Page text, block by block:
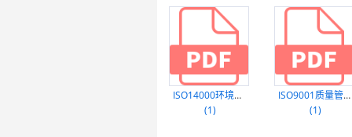
ISO14000环境管理体系
(1)
ISO9001质量管理体系
(1)